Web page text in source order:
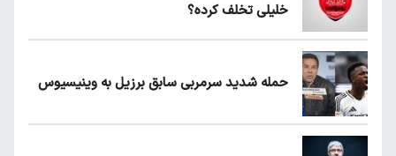
خلیلی تخلف کرده؟
حمله شدید سرمربی سابق برزیل به وینیسیوس